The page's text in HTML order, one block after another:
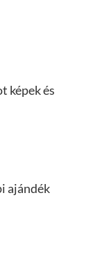
képek és
ajándék